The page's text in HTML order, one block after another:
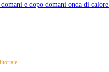
e dopo domani onda di calore